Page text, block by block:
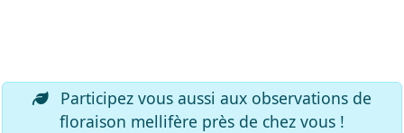
Participez vous aussi aux observations de
floraison mellifère près de chez vous !